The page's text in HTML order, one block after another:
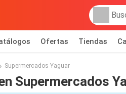
Ofertas Tiendas
Supermercados Yaguar
Supermercados